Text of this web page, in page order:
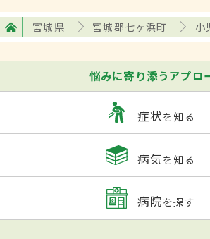
宮城県 宮城郡七ヶ浜町 小
悩みに寄り添うアプロ
症状を知る
病気を知る
病院を探す